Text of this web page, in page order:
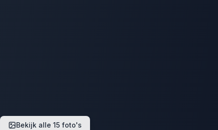
Bekijk alle 15 foto's